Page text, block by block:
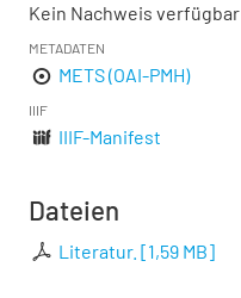
Kein Nachweis verfügbar
METADATEN
METS (OAI-PMH)
IIIF
IIIF-Manifest
Dateien
Literatur. [1,59 MB]